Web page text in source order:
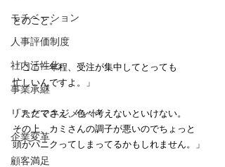
モチベーション
人事評価制度
社内活性化
事業承継
リスクマネジメント
企業変革
顧客満足
とのこと。
「ここ一年程、受注が集中してとっても
忙しいんですよ。」
「ただでさえ、色々考えないといけない。
その上、カミさんの調子が悪いのでちょっと
頭がパニクってしまってるかもしれません。」